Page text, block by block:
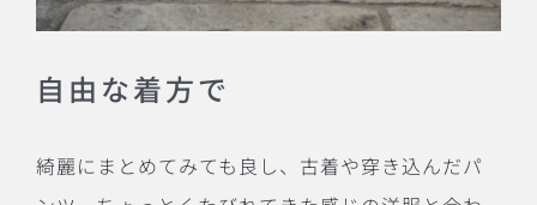
自由な着方で
綺麗にまとめてみても良し、古着や穿き込んだパ